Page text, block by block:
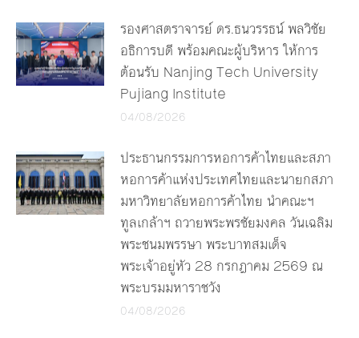
รองศาสตราจารย์ ดร.ธนวรรธน์ พลวิชัย
อธิการบดี พร้อมคณะผู้บริหาร ให้การ
ต้อนรับ Nanjing Tech University
Pujiang Institute
04/08/2026
ประธานกรรมการหอการค้าไทยและสภา
หอการค้าแห่งประเทศไทยและนายกสภา
มหาวิทยาลัยหอการค้าไทย นำคณะฯ
ทูลเกล้าฯ ถวายพระพรชัยมงคล วันเฉลิม
พระชนมพรรษา พระบาทสมเด็จ
พระเจ้าอยู่หัว 28 กรกฎาคม 2569 ณ
พระบรมมหาราชวัง
04/08/2026